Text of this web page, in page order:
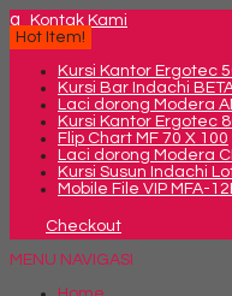
q
Kontak Kami
Hot Item!
Kursi Kantor Ergotec
Kursi Bar Indachi
Laci dorong Modera
Kursi Kantor Ergotec
Flip Chart MF 70 X 100
Laci dorong Modera
Kursi Susun Indachi
Mobile File VIP MFA-
Checkout
MENU NAVIGASI